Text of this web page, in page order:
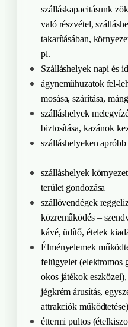
szálláskapacitásunk
való részvétel,
takarításában,
pl.
Szálláshelyek napi és
ágyneműhuzatok fel-
mosása, szárítása,
szálláshelyek
biztosítása, kazánok
szálláshelyeken
szálláshelyek
terület gondozása
szállóvendégek
közreműködés –
kávé, üdítő, ételek
Élményelemek
felügyelet (elektromos
okos játékok
jégkrém árusítás,
attrakciók működtetése)
éttermi pultos